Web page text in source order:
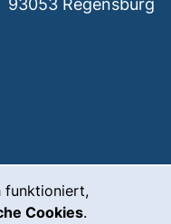
funktioniert,
Cookies.